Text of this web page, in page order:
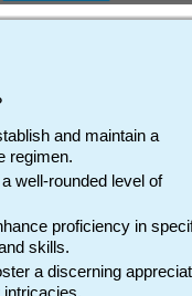
and maintain a
regimen.
well-rounded level of
proficiency in
skills.
a discerning